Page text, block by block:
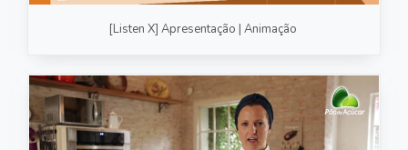
[Listen X] Apresentação | Animação